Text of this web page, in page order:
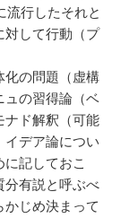
流行したそれと
対して行動（プ
の問題（虚構
ュの習得論（ベ
ナド解釈（可能
イデア論につい
記しておこ
分有説と呼ぶべ
かじめ決まって